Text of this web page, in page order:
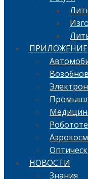
ПРИЛОЖЕНИЕ
НОВОСТИ
Знания